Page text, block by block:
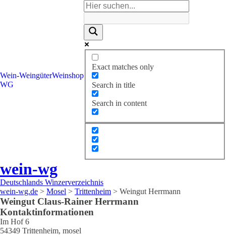
Wein-
WG
WeingüterWeinshop
Exact matches only
Search in title
Search in content
wein-wg
Deutschlands Winzerverzeichnis
wein-wg.de > Mosel > Trittenheim > Weingut Herrmann
Weingut Claus-Rainer Herrmann
Kontaktinformationen
Im Hof 6
54349 Trittenheim, mosel